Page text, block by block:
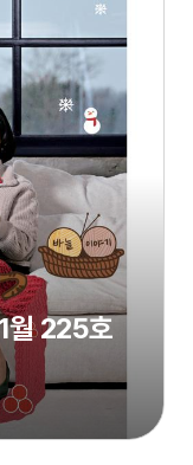
월 225호